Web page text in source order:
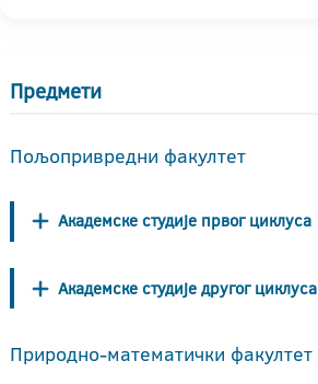
Предмети
Пољопривредни факултет
Академске студије првог циклуса
Академске студије другог циклуса
Природно-математички факултет